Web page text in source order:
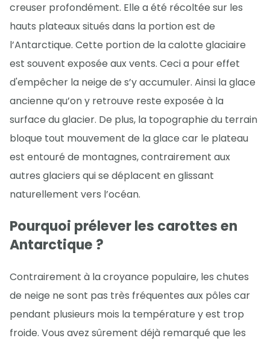
creuser profondément. Elle a été récoltée sur les
hauts plateaux situés dans la portion est de
l’Antarctique. Cette portion de la calotte glaciaire
est souvent exposée aux vents. Ceci a pour effet
d'empêcher la neige de s’y accumuler. Ainsi la glace
ancienne qu’on y retrouve reste exposée à la
surface du glacier. De plus, la topographie du terrain
bloque tout mouvement de la glace car le plateau
est entouré de montagnes, contrairement aux
autres glaciers qui se déplacent en glissant
naturellement vers l’océan.
Pourquoi prélever les carottes en
Antarctique ?
Contrairement à la croyance populaire, les chutes
de neige ne sont pas très fréquentes aux pôles car
pendant plusieurs mois la température y est trop
froide. Vous avez sûrement déjà remarqué que les